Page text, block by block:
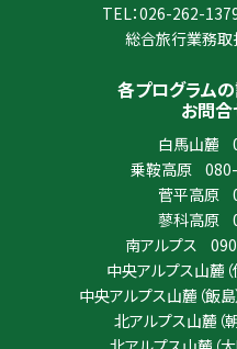
TEL：026-262-
総合旅行業務取
各プログラム
お問合
白馬山麓
乗鞍高原
菅平高原
蓼科高原
南アルプス
中央アルプス山麓（
中央アルプス山麓（飯島
北アルプス山麓（朝